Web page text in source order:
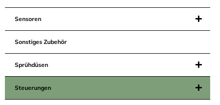
Sensoren
Sonstiges Zubehör
Sprühdüsen
Steuerungen